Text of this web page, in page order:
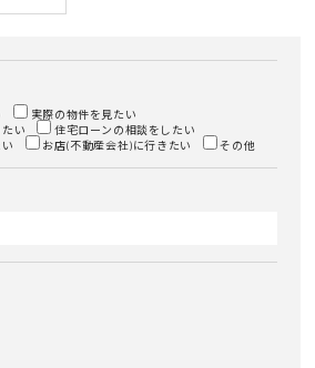
実際の物件を見たい
い
住宅ローンの相談をしたい
お店(不動産会社)に行きたい その他